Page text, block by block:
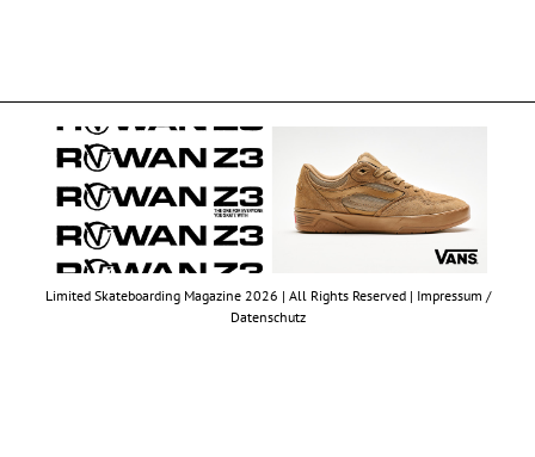
Limited Skateboarding Magazine 2026 | All Rights Reserved | Impressum /
Datenschutz